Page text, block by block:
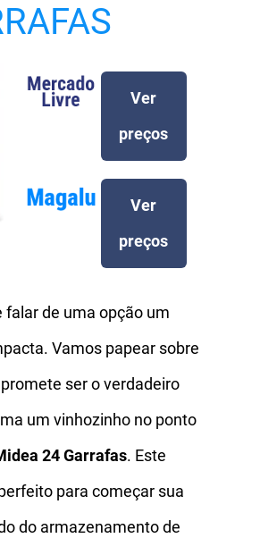
Ver
preços
Ver
preços
falar de uma opção um
Vamos papear sobre
ser o verdadeiro
um vinhozinho no ponto
24 Garrafas. Este
para começar sua
do armazenamento de